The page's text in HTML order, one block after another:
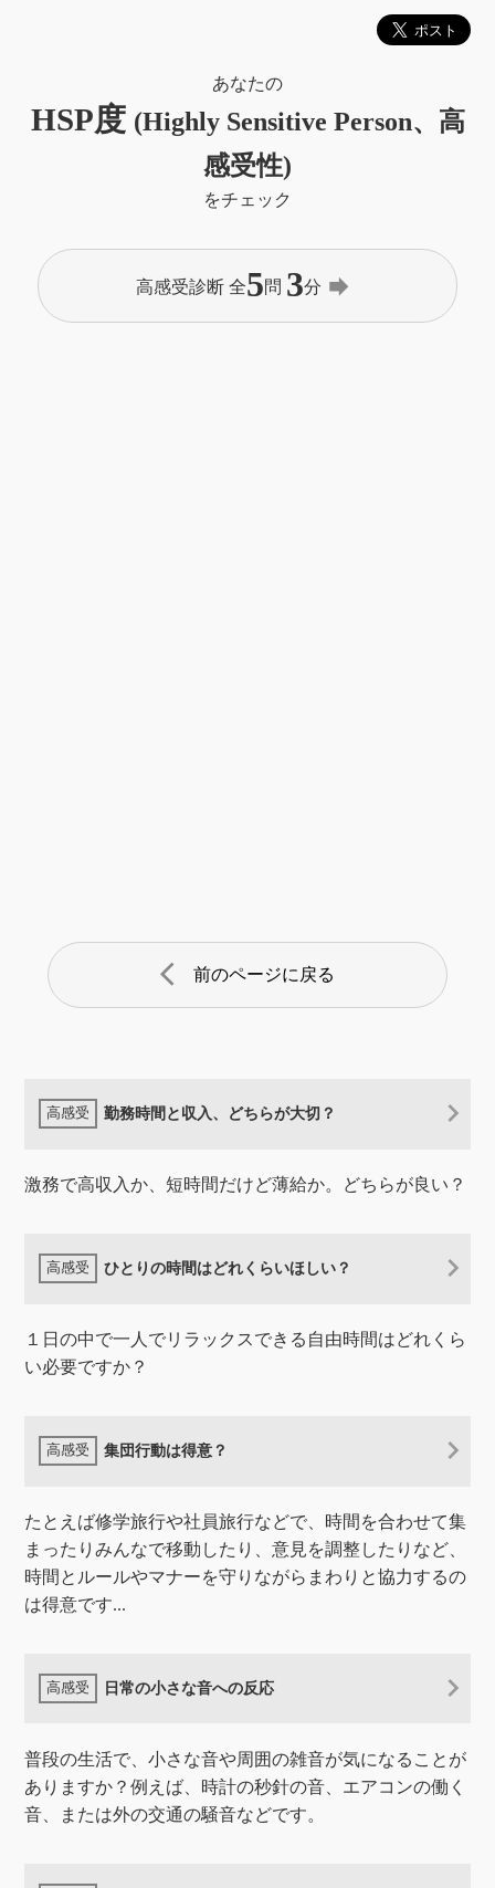
あなたの
HSP度 (Highly Sensitive Person、高
感受性)
をチェック
高感受診断 全5問 3分 forward
arrow_back_ios 前のページに戻る
勤務時間と収入、どちらが大切？
激務で高収入か、短時間だけど薄給か。どちらが良い？
ひとりの時間はどれくらいほしい？
１日の中で一人でリラックスできる自由時間はどれくら
い必要ですか？
集団行動は得意？
たとえば修学旅行や社員旅行などで、時間を合わせて集
まったりみんなで移動したり、意見を調整したりなど、
時間とルールやマナーを守りながらまわりと協力するの
は得意です...
日常の小さな音への反応
普段の生活で、小さな音や周囲の雑音が気になることが
ありますか？例えば、時計の秒針の音、エアコンの働く
音、または外の交通の騒音などです。